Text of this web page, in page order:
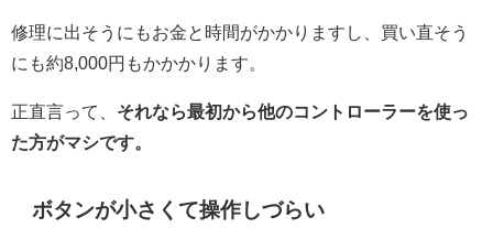
修理に出そうにもお金と時間がかかりますし、買い直そう
にも約8,000円もかかかります。
正直言って、 それなら最初から他のコントローラーを使っ
た方がマシです。
ボタンが小さくて操作しづらい